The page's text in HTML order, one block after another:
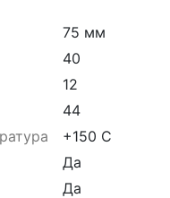
75 мм
40
12
44
+150 C
Да
Да